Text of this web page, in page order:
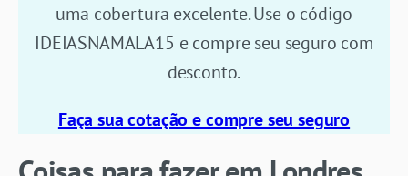
uma cobertura excelente. Use o código
IDEIASNAMALA15 e compre seu seguro com
desconto.
Faça sua cotação e compre seu seguro